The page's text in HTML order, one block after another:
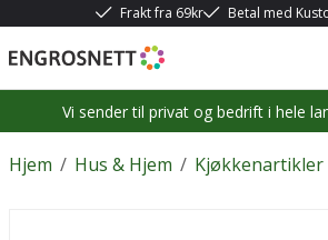
Frakt fra 69kr Betal med
Vi sender til privat og bedrift i hele
/
Hjem /
Hus & Hjem Kjøkkenartikler